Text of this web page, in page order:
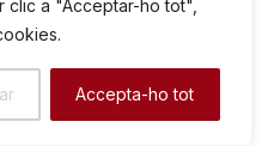
clic a "Acceptar-ho tot",
Accepta-ho tot
i
actuen per contenir